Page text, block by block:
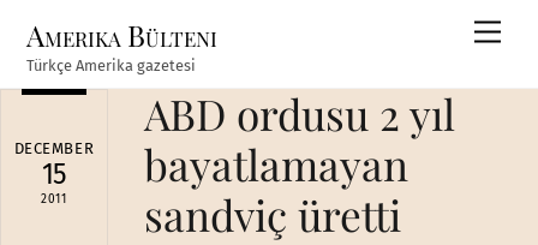
content
Amerika Bülteni
Türkçe Amerika gazetesi
DECEMBER
15
2011
ABD ordusu 2 yıl
bayatlamayan
sandviç üretti